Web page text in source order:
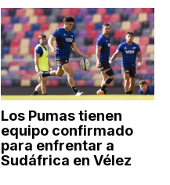
Los Pumas tienen
equipo confirmado
para enfrentar a
Sudáfrica en Vélez